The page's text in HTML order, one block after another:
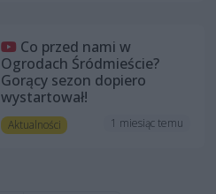
Co przed nami w
Ogrodach Śródmieście?
Gorący sezon dopiero
wystartował!
Aktualności 1 miesiąc temu